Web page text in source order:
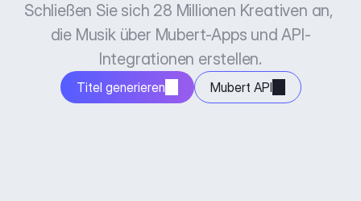
Schließen Sie sich 28 Millionen Kreativen an,
die Musik über Mubert-Apps und API-
Integrationen erstellen.
Titel generieren Mubert API